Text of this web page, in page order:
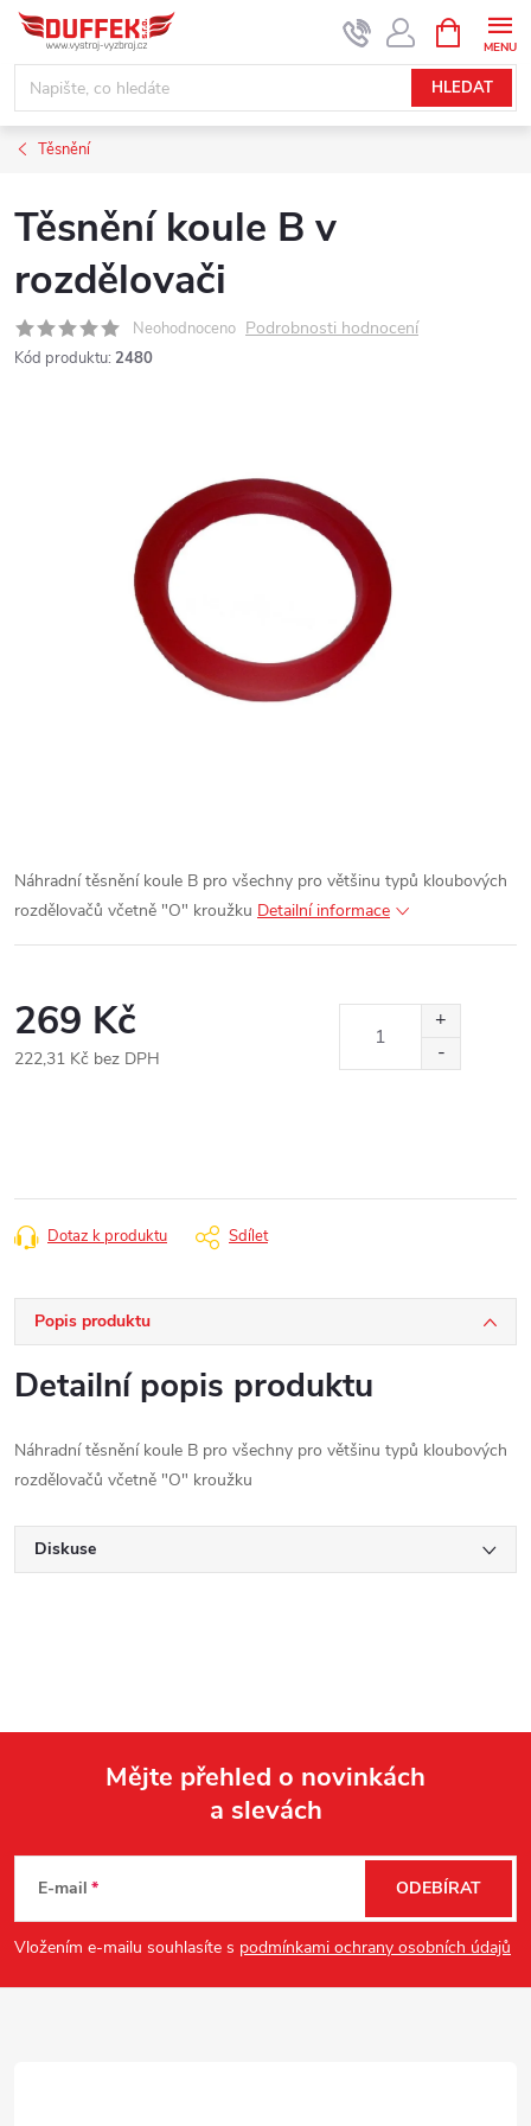
Přejít
obsah
HLEDAT
NÁKUPNÍ
KOŠÍK
Těsnění
Těsnění koule B v
rozdělovači
Neohodnoceno Podrobnosti hodnocení
Kód produktu: 2480
Náhradní těsnění koule B pro všechny pro většinu typů kloubových
rozdělovačů včetně "O" kroužku Detailní informace
269 Kč
222,31 Kč bez DPH
Dotaz k produktu Sdílet
Popis produktu
Detailní popis produktu
Náhradní těsnění koule B pro všechny pro většinu typů kloubových
rozdělovačů včetně "O" kroužku
Diskuse
p
a
Mějte přehled o novinkách
a slevách
E-mail
Vložením e-mailu souhlasíte s podmínkami ochrany osobních údajů
ODEBÍRAT